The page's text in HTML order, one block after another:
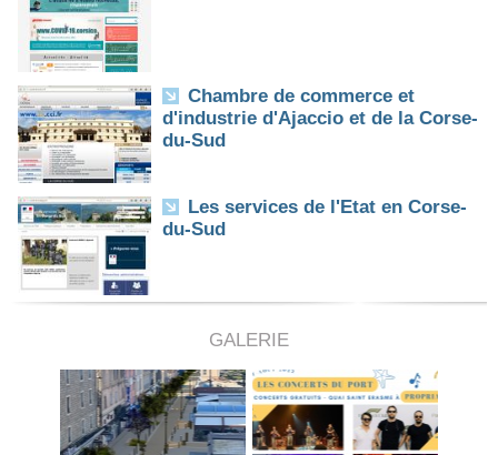
Chambre de commerce et
d'industrie d'Ajaccio et de la Corse-
du-Sud
Les services de l'Etat en Corse-
du-Sud
GALERIE